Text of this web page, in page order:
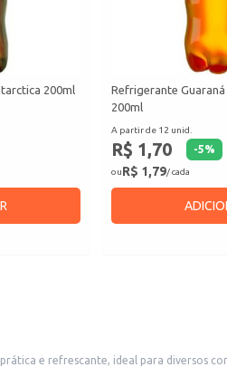
200ml
Refrigerante
200ml
A partir de 12 unid.
R$ 1,70 -5%
ouR$ 1,79/ cada
individual facilita o consumo e o transporte, tornando-se uma escolha